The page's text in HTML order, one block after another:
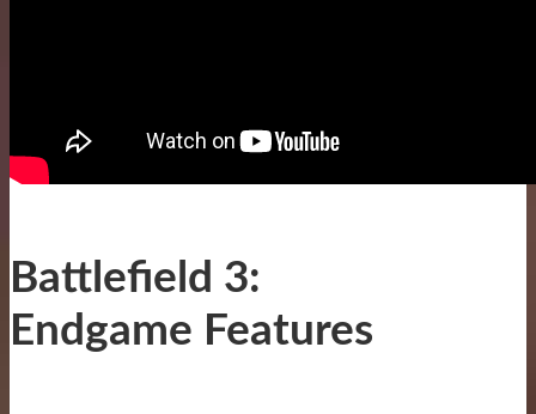
Battlefield 3:
Endgame Features